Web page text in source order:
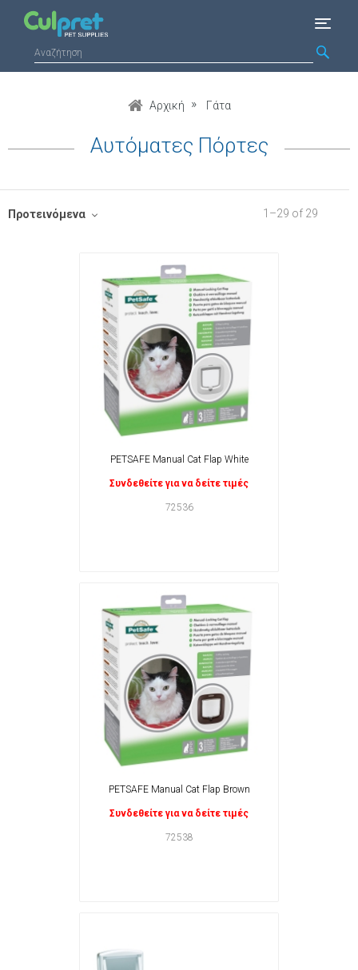
Αρχική Γάτα
Αυτόματες Πόρτες
1 –29 of 29
Προτεινόμενα
PETSAFE Manual Cat Flap White
Συνδεθείτε για να δείτε τιμές
72536
PETSAFE Manual Cat Flap Brown
Συνδεθείτε για να δείτε τιμές
72538